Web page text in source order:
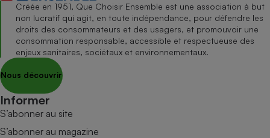
Créée en 1951, Que Choisir Ensemble est une association à but
non lucratif qui agit, en toute indépendance, pour défendre les
droits des consommateurs et des usagers, et promouvoir une
consommation responsable, accessible et respectueuse des
enjeux sanitaires, sociétaux et environnementaux.
Nous découvrir
Informer
S’abonner au site
S’abonner au magazine